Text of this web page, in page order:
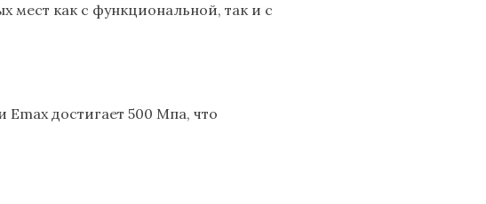
мест как с функциональной, так и с
достигает 500 Мпа, что